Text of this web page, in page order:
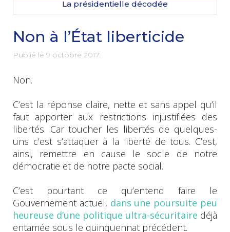
La présidentielle décodée
Non à l’État liberticide
Publié le 9 octobre 2017
Non.
C’est la réponse claire, nette et sans appel qu’il
faut apporter aux restrictions injustifiées des
libertés. Car toucher les libertés de quelques-
uns c’est s’attaquer à la liberté de tous. C’est,
ainsi, remettre en cause le socle de notre
démocratie et de notre pacte social.
C’est pourtant ce qu’entend faire le
Gouvernement actuel, dans une poursuite peu
heureuse d’une politique ultra-sécuritaire déjà
entamée sous le quinquennat précédent.